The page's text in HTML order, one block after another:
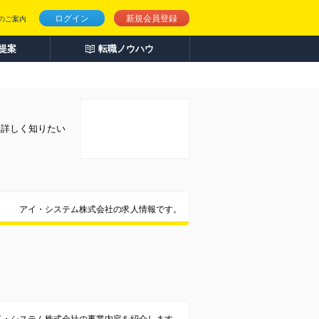
ログイン 新規会員登録
ご案内
案 転職ノウハウ
しく知りたい
アイ・システム株式会社の求人情報です。